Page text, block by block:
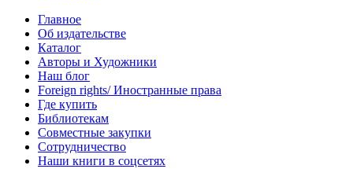
Главное
Об издательстве
Каталог
Авторы и Художники
Наш блог
Foreign rights/ Иностранные права
Где купить
Библиотекам
Совместные закупки
Сотрудничество
Наши книги в соцсетях